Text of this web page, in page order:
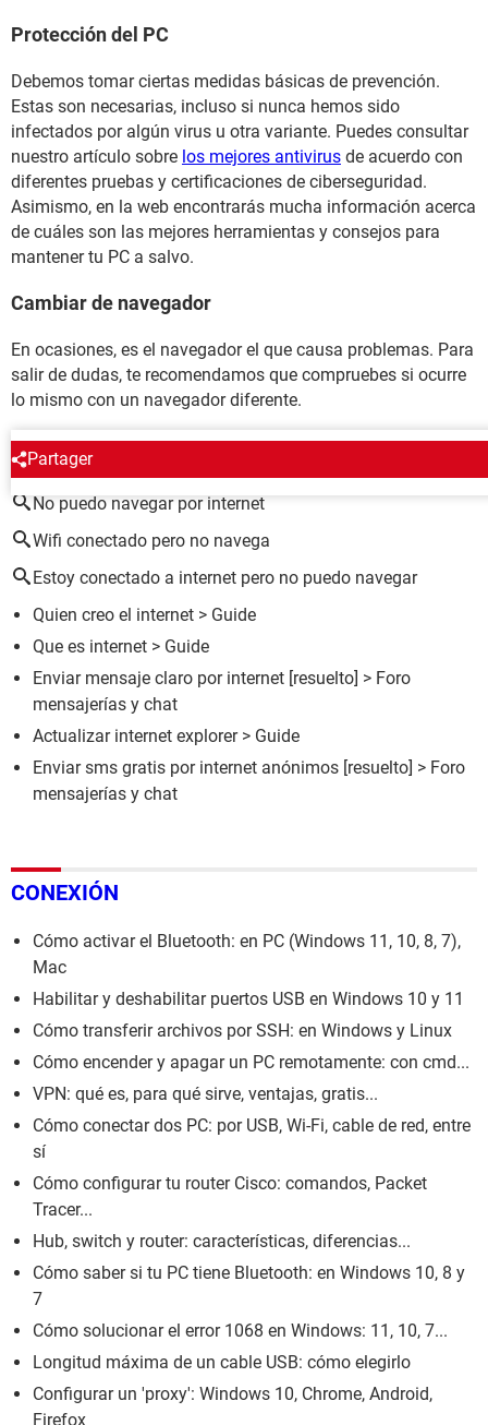
Protección del PC
Debemos tomar ciertas medidas básicas de prevención.
Estas son necesarias, incluso si nunca hemos sido
infectados por algún virus u otra variante. Puedes consultar
nuestro artículo sobre los mejores antivirus de acuerdo con
diferentes pruebas y certificaciones de ciberseguridad.
Asimismo, en la web encontrarás mucha información acerca
de cuáles son las mejores herramientas y consejos para
mantener tu PC a salvo.
Cambiar de navegador
En ocasiones, es el navegador el que causa problemas. Para
salir de dudas, te recomendamos que compruebes si ocurre
lo mismo con un navegador diferente.
Partager
ALREDEDOR DEL MISMO TEMA
No puedo navegar por internet
Wifi conectado pero no navega
Estoy conectado a internet pero no puedo navegar
Quien creo el internet > Guide
Que es internet > Guide
Enviar mensaje claro por internet [resuelto] > Foro
mensajerías y chat
Actualizar internet explorer> Guide
Enviar sms gratis por internet anónimos [resuelto] > Foro
mensajerías y chat
CONEXIÓN
Cómo activar el Bluetooth: en PC (Windows 11, 10, 8, 7),
Mac
Habilitar y deshabilitar puertos USB en Windows 10 y 11
Cómo transferir archivos por SSH: en Windows y Linux
Cómo encender y apagar un PC remotamente: con cmd...
VPN: qué es, para qué sirve, ventajas, gratis...
Cómo conectar dos PC: por USB, Wi-Fi, cable de red, entre
sí
Cómo configurar tu router Cisco: comandos, Packet
Tracer...
Hub, switch y router: características, diferencias...
Cómo saber si tu PC tiene Bluetooth: en Windows 10, 8 y
7
Cómo solucionar el error 1068 en Windows: 11, 10, 7...
Longitud máxima de un cable USB: cómo elegirlo
Configurar un 'proxy': Windows 10, Chrome, Android,
Firefox